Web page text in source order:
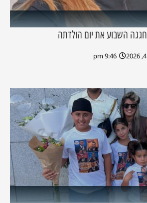
חגגה השבוע את יום הולדתה
9:46 pm